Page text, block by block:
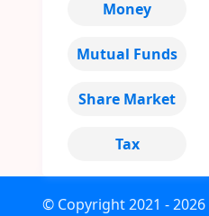
Money
Mutual Funds
Share Market
Tax
© Copyright2021 - 2026